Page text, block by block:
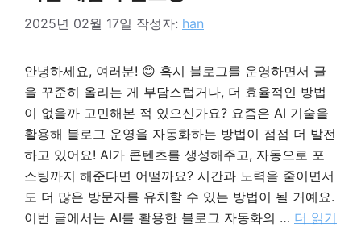
2025년 02월 17일 작성자: han
안녕하세요, 여러분! 😊 혹시 블로그를 운영하면서 글
을 꾸준히 올리는 게 부담스럽거나, 더 효율적인 방법
이 없을까 고민해본 적 있으신가요? 요즘은 AI 기술을
활용해 블로그 운영을 자동화하는 방법이 점점 더 발전
하고 있어요! AI가 콘텐츠를 생성해주고, 자동으로 포
스팅까지 해준다면 어떨까요? 시간과 노력을 줄이면서
도 더 많은 방문자를 유치할 수 있는 방법이 될 거예요.
이번 글에서는 AI를 활용한 블로그 자동화의 … 더 읽기